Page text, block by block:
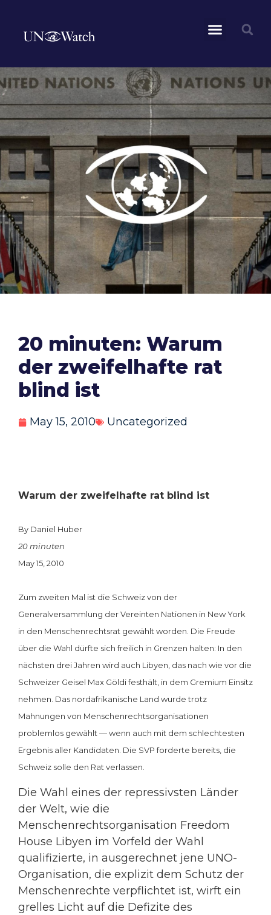
20 minuten: Warum
der zweifelhafte rat
blind ist
May 15, 2010 Uncategorized
Warum der zweifelhafte rat blind ist
By Daniel Huber
20 minuten
May 15, 2010
Zum zweiten Mal ist die Schweiz von der
Generalversammlung der Vereinten Nationen in New York
in den Menschenrechtsrat gewählt worden. Die Freude
über die Wahl dürfte sich freilich in Grenzen halten: In den
nächsten drei Jahren wird auch Libyen, das nach wie vor die
Schweizer Geisel Max Göldi festhält, in dem Gremium Einsitz
nehmen. Das nordafrikanische Land wurde trotz
Mahnungen von Menschenrechtsorganisationen
problemlos gewählt — wenn auch mit dem schlechtesten
Ergebnis aller Kandidaten. Die SVP forderte bereits, die
Schweiz solle den Rat verlassen.
Die Wahl eines der repressivsten Länder
der Welt, wie die
Menschenrechtsorganisation Freedom
House Libyen im Vorfeld der Wahl
qualifizierte, in ausgerechnet jene UNO-
Organisation, die explizit dem Schutz der
Menschenrechte verpflichtet ist, wirft ein
grelles Licht auf die Defizite des